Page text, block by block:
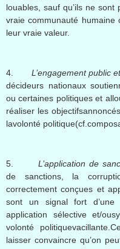
louables sauf qu’ilsne sont
vraie communauté humaine
leur vraie valeur.
4. L’engagementpublic
décideurs nationaux
ou certaines politiqueset
réaliser les
lavolonté politique
5.L’application de
de sanctions, la
correctement conçues et
sont un signal fortd’une
application sélectiveet/
volonté
laisser convaincre qu’on